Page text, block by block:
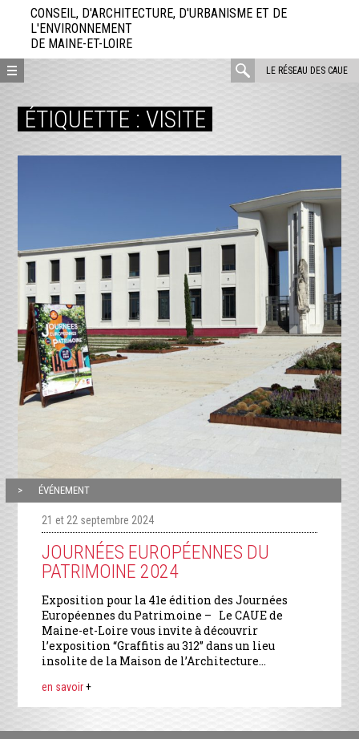
directement
contenu
CONSEIL, D'ARCHITECTURE, D'URBANISME ET DE
L'ENVIRONNEMENT
DE MAINE-ET-LOIRE
LE RÉSEAU DES CAUE
rechercher
ÉTIQUETTE :VISITE
ÉVÉNEMENT
21 et 22 septembre 2024
JOURNÉES EUROPÉENNES DU
PATRIMOINE 2024
Exposition pour la 41e édition des Journées
Européennes du Patrimoine – Le CAUE de
Maine-et-Loire vous invite à découvrir
l’exposition “Graffitis au 312” dans un lieu
insolite de la Maison de l’Architecture...
en savoir+